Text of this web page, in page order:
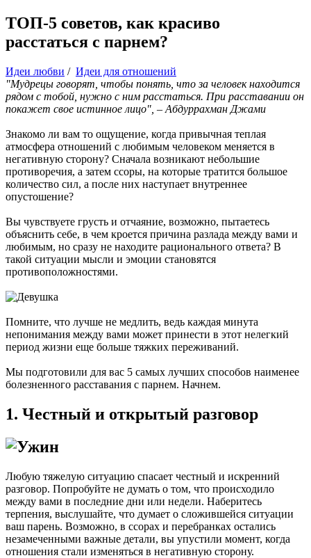
ТОП-5 советов, как красиво
расстаться с парнем?
Идеи любви / Идеи для отношений
"Мудрецы говорят, чтобы понять, что за человек находится
рядом с тобой, нужно с ним расстаться. При расставании он
покажет свое истинное лицо", – Абдуррахман Джами
Знакомо ли вам то ощущение, когда привычная теплая
атмосфера отношений с любимым человеком меняется в
негативную сторону? Сначала возникают небольшие
противоречия, а затем ссоры, на которые тратится большое
количество сил, а после них наступает внутреннее
опустошение?
Вы чувствуете грусть и отчаяние, возможно, пытаетесь
объяснить себе, в чем кроется причина разлада между вами и
любимым, но сразу не находите рационального ответа? В
такой ситуации мысли и эмоции становятся
противоположностями.
Помните, что лучше не медлить, ведь каждая минута
непонимания между вами может принести в этот нелегкий
период жизни еще больше тяжких переживаний.
Мы подготовили для вас 5 самых лучших способов наименее
болезненного расставания с парнем. Начнем.
1. Честный и открытый разговор
Любую тяжелую ситуацию спасает честный и искренний
разговор. Попробуйте не думать о том, что происходило
между вами в последние дни или недели. Наберитесь
терпения, выслушайте, что думает о сложившейся ситуации
ваш парень. Возможно, в ссорах и перебранках остались
незамеченными важные детали, вы упустили момент, когда
отношения стали изменяться в негативную сторону.